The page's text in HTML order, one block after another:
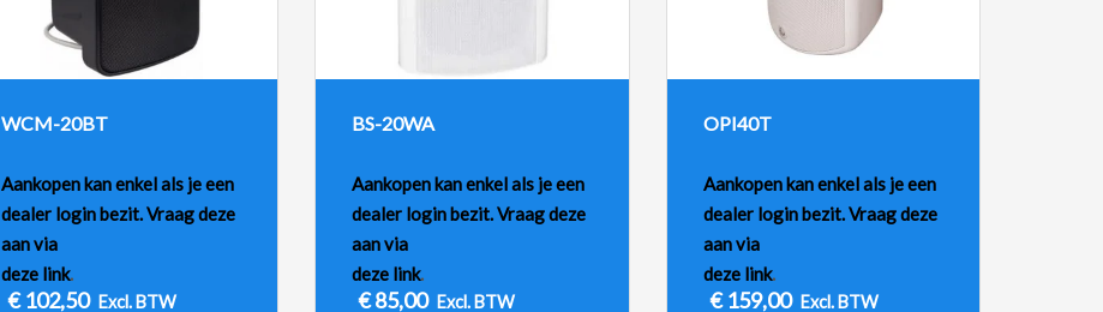
WCM-20BT
Aankopen kan enkel als je een
dealer login bezit. Vraag deze
aan via
deze link.
€102,50 Excl. BTW
BS-20WA
Aankopen kan enkel als je een
dealer login bezit. Vraag deze
aan via
deze link.
€85,00 Excl. BTW
OPI40T
Aankopen kan enkel als je een
dealer login bezit. Vraag deze
aan via
deze link.
€159,00 Excl. BTW